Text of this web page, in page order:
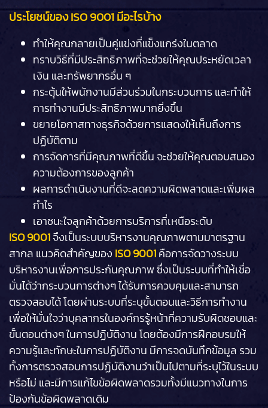
ประโยชน์ของ ISO 9001 มีอะไรบ้าง
ทำให้คุณกลายเป็นคู่แข่งที่แข็งแกร่งในตลาด
ทราบวิธีที่มีประสิทธิภาพที่จะช่วยให้คุณประหยัดเวลา
เงิน และทรัพยากรอื่น ๆ
กระตุ้นให้พนักงานมีส่วนร่วมในกระบวนการ และทำให้
การทำงานมีประสิทธิภาพมากยิ่งขึ้น
ขยายโอกาสทางธุรกิจด้วยการแสดงให้เห็นถึงการ
ปฏิบัติตาม
การจัดการที่มีคุณภาพที่ดีขึ้น จะช่วยให้คุณตอบสนอง
ความต้องการของลูกค้า
ผลการดำเนินงานที่ดีจะลดความผิดพลาดและเพิ่มผล
กำไร
เอาชนะใจลูกค้าด้วยการบริการที่เหนือระดับ
ISO 9001จึงเป็นระบบบริหารงานคุณภาพตามมาตรฐาน
สากล แนวคิดสำคัญของ ISO 9001คือการจัดวางระบบ
บริหารงานเพื่อการประกันคุณภาพ ซึ่งเป็นระบบที่ทำให้เชื่อ
มั่นได้ว่ากระบวนการต่างๆ ได้รับการควบคุมและสามารถ
ตรวจสอบได้ โดยผ่านระบบที่ระบุขั้นตอนและวิธีการทำงาน
เพื่อให้มั่นใจว่าบุคลากรในองค์กรรู้หน้าที่ความรับผิดชอบและ
ขั้นตอนต่างๆ ในการปฏิบัติงาน โดยต้องมีการฝึกอบรมให้
ความรู้และทักษะในการปฏิบัติงาน มีการจดบันทึกข้อมูล รวม
ทั้งการตรวจสอบการปฏิบัติงานว่าเป็นไปตามที่ระบุไว้ในระบบ
หรือไม่ และมีการแก้ไขข้อผิดพลาดรวมทั้งมีแนวทางในการ
ป้องกันข้อผิดพลาดเดิม